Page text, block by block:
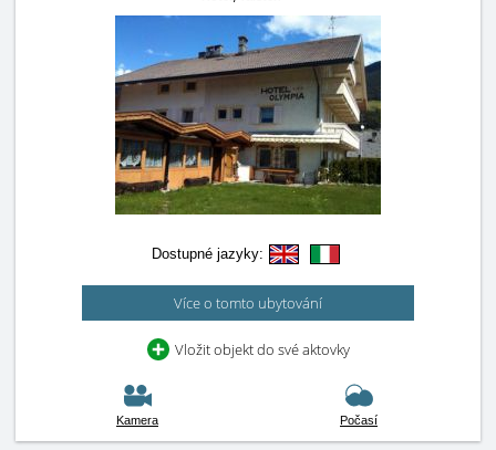
Dostupné jazyky:
Více o tomto ubytování
Vložit objekt do své aktovky
Kamera Počasí